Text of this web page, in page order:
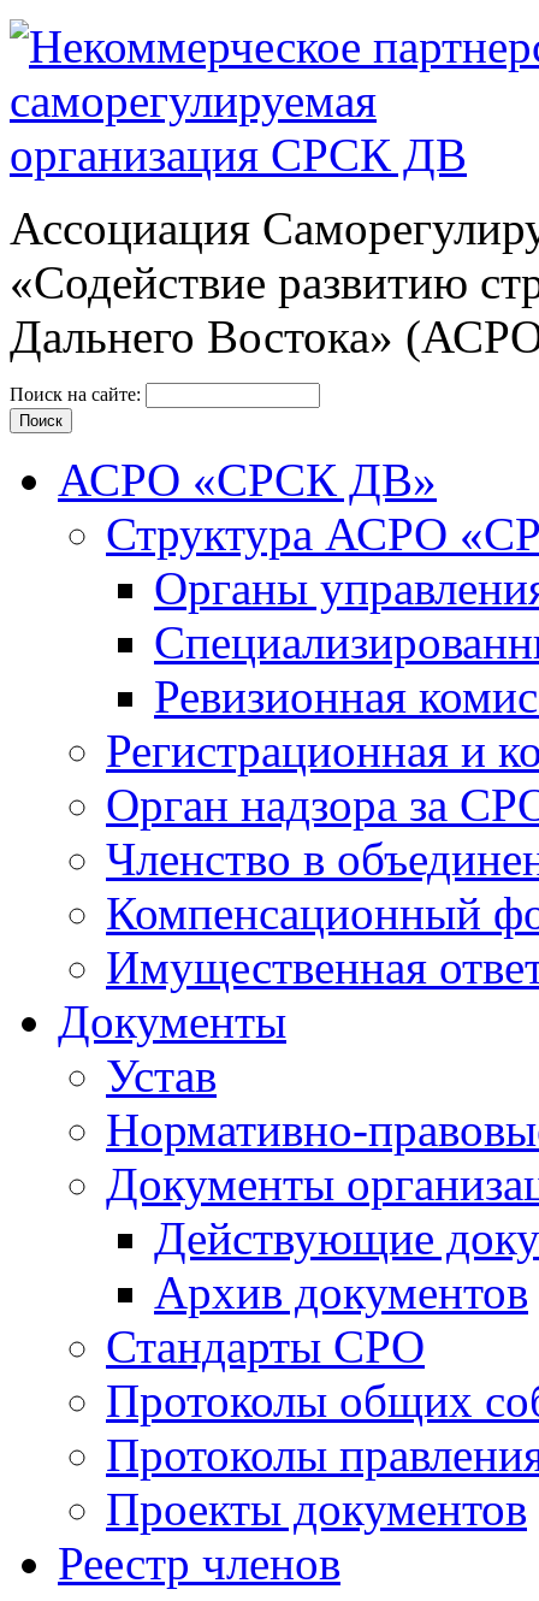
Ассоциация
«Содействие развитию
Дальнего Востока»
Поиск на сайте:
АСРО «СРСК ДВ»
Структура АСРО
Органы
Ревизионная
Регистрационная и
Орган надзора за
Членство в
Компенсационный
Имущественная
Документы
Устав
Нормативно-
Документы
Действующие
Архив документов
Стандарты СРО
Протоколы общих
Протоколы
Проекты документов
Реестр членов